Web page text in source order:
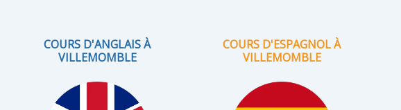
COURS D'ANGLAIS À
VILLEMOMBLE
COURS D'ESPAGNOL À
VILLEMOMBLE